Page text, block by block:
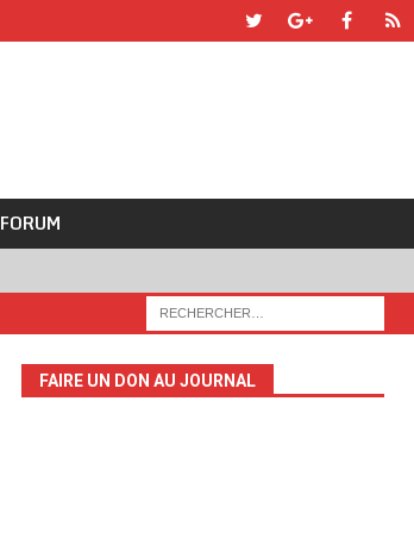
FORUM
FAIRE UN DON AU JOURNAL